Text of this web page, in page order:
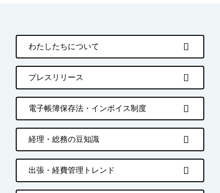
わたしたちについて
プレスリリース
電子帳簿保存法・インボイス制度
経理・総務の豆知識
出張・経費管理トレンド